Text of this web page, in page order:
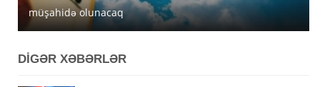
müşahidə olunacaq
açıqlanıb
satışa çıxarır
DİGƏR XƏBƏRLƏR